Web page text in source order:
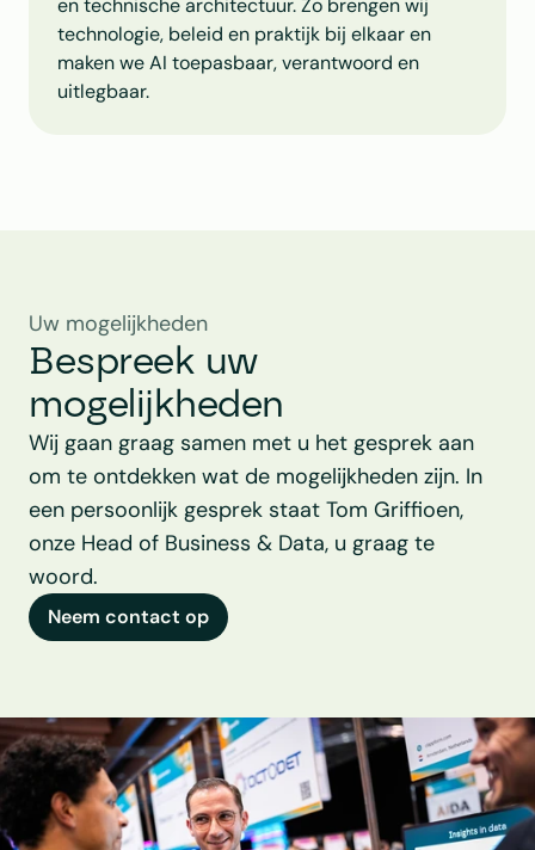
en technische architectuur. Zo brengen wij
technologie, beleid en praktijk bij elkaar en
maken we AI toepasbaar, verantwoord en
uitlegbaar.
Uw mogelijkheden
Bespreek uw
mogelijkheden
Wij gaan graag samen met u het gesprek aan
om te ontdekken wat de mogelijkheden zijn. In
een persoonlijk gesprek staat Tom Griffioen,
onze Head of Business & Data, u graag te
woord.
Neem contact op